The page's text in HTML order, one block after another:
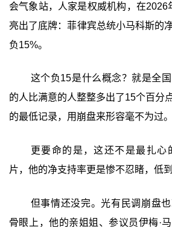
会气象站，人家是权威机构，在2026
亮出了底牌：菲律宾总统小马科斯的
负15%。
这个负15是什么概念？就是全
的人比满意的人整整多出了15个百分
的最低记录，用崩盘来形容毫不为过。
更要命的是，这还不是最扎心
片，他的净支持率更是惨不忍睹，低
但事情还没完。光有民调崩盘
骨眼上，他的亲姐姐、参议员伊梅·